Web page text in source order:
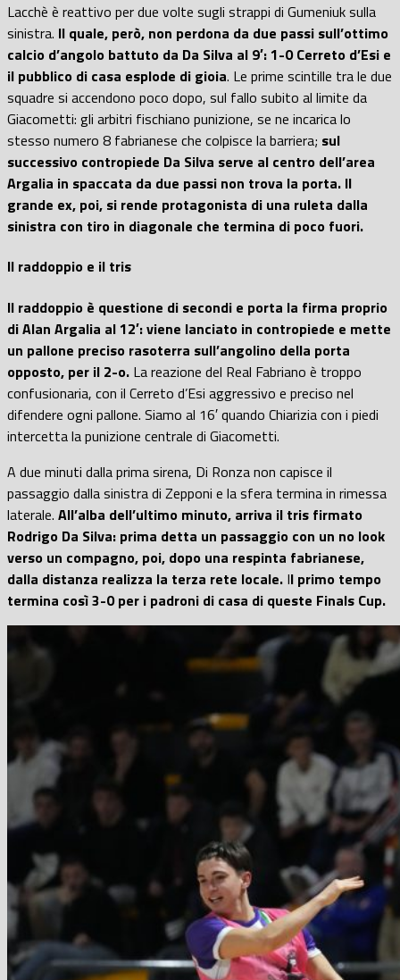
Lacchè è reattivo per due volte sugli strappi di Gumeniuk sulla
sinistra. Il quale, però, non perdona da due passi sull’ottimo
calcio d’angolo battuto da Da Silva al 9′: 1-0 Cerreto d’Esi e
il pubblico di casa esplode di gioia. Le prime scintille tra le due
squadre si accendono poco dopo, sul fallo subito al limite da
Giacometti: gli arbitri fischiano punizione, se ne incarica lo
stesso numero 8 fabrianese che colpisce la barriera; sul
successivo contropiede Da Silva serve al centro dell’area
Argalia in spaccata da due passi non trova la porta. Il
grande ex, poi, si rende protagonista di una ruleta dalla
sinistra con tiro in diagonale che termina di poco fuori.
Il raddoppio e il tris
Il raddoppio è questione di secondi e porta la firma proprio
di Alan Argalia al 12′: viene lanciato in contropiede e mette
un pallone preciso rasoterra sull’angolino della porta
opposto, per il 2-o. La reazione del Real Fabriano è troppo
confusionaria, con il Cerreto d’Esi aggressivo e preciso nel
difendere ogni pallone. Siamo al 16′ quando Chiarizia con i piedi
intercetta la punizione centrale di Giacometti.
A due minuti dalla prima sirena, Di Ronza non capisce il
passaggio dalla sinistra di Zepponi e la sfera termina in rimessa
laterale. All’alba dell’ultimo minuto, arriva il tris firmato
Rodrigo Da Silva: prima detta un passaggio con un no look
verso un compagno, poi, dopo una respinta fabrianese,
dalla distanza realizza la terza rete locale. Il primo tempo
termina così 3-0 per i padroni di casa di queste Finals Cup.